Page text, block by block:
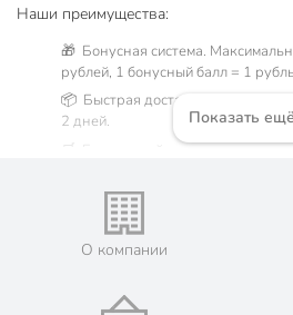
Наши преимущества:
🎁 Бонусная система.
рублей, 1 бонусный балл = 1
📦 Быстрая доставка. Самовывоз
2 дней.
🛒 Бесплатный самовывоз из
его онлайн на официальном
Мы предлагаем бесплатную
«простыни» при заказе от 3000
Нариманов, Икряное, Камызяк,
Чёрный Яр.
Показать
О компании